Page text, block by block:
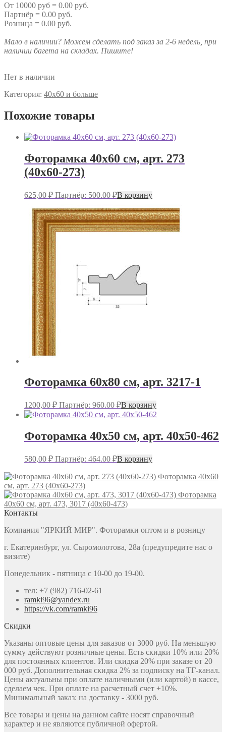
От 10000 руб = 0.00 руб.
Партнёр = 0.00 руб.
Розница = 0.00 руб.
Мало в наличии? Можем сделать под заказ за 2-6 недель, при
наличии багета на складах. Пишите!
Нет в наличии
Категория: 40х60 и больше
Похожие товары
Фоторамка 40х60 см, арт. 273
(40х60-273)
625,00 ₽ Партнёр: 500.00 ₽В корзину
Фоторамка 60х80 см, арт. 3217-1
1200,00 ₽ Партнёр: 960.00 ₽В корзину
Фоторамка 40х50 см, арт. 40х50-462
580,00 ₽ Партнёр: 464.00 ₽В корзину
Фоторамка 40х60
см, арт. 273 (40х60-273)
Фоторамка
40х60 см, арт. 473, 3017 (40х60-473)
Контакты
Компания "ЯРКИЙ МИР". Фоторамки оптом и в розницу
г. Екатеринбург, ул. Сыромолотова, 28а (предупредите нас о
визите)
Понедельник - пятница с 10-00 до 19-00.
тел: +7 (982) 716-02-61
ramki96@yandex.ru
https://vk.com/ramki96
Скидки
Указаны оптовые цены для заказов от 3000 руб. На меньшую
сумму действуют розничные цены. Есть скидки 10% или 20%
для постоянных клиентов. Или скидка 20% при заказе от 20
000 руб. Дополнительная скидка 2% за подписку на ТГ-канал.
Цены актуальны при оплате наличными (или картой) в кассе,
сделаем чек. При оплате на расчетный счет +10%.
Минимальный заказ: на доставку - 3000 руб.
Все товары и цены на данном сайте носят справочный
характер и не являются публичной офертой.